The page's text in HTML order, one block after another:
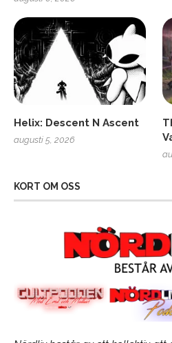
Helix: Descent N Ascent
augusti 5, 2026
KORT OM OSS